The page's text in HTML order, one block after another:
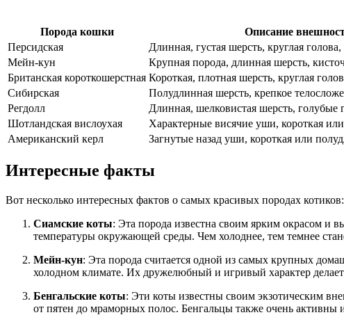
Порода кошки Описание
Персидская
Длинная, густая шерсть, круглая
Мейн-кун
Крупная порода, длинная шерсть,
Британская короткошерстная Короткая, плотная шерсть, круглая
Сибирская
Полудлинная шерсть, крепкое
Регдолл
Длинная, шелковистая шерсть, голубые
Шотландская вислоухая
Характерные висячие уши, короткая
Американский керл
Загнутые назад уши, короткая или
Интересные факты
Вот несколько интересных фактов о самых красивых породах котиков:
Сиамские коты: Эта порода известна своим ярким окрасом и
температуры окружающей среды. Чем холоднее, тем темнее
Мейн-кун: Эта порода считается одной из самых крупных
холодном климате. Их дружелюбный и игривый характер
Бенгальские коты: Эти коты известны своим экзотическим
от пятен до мраморных полос. Бенгальцы также очень